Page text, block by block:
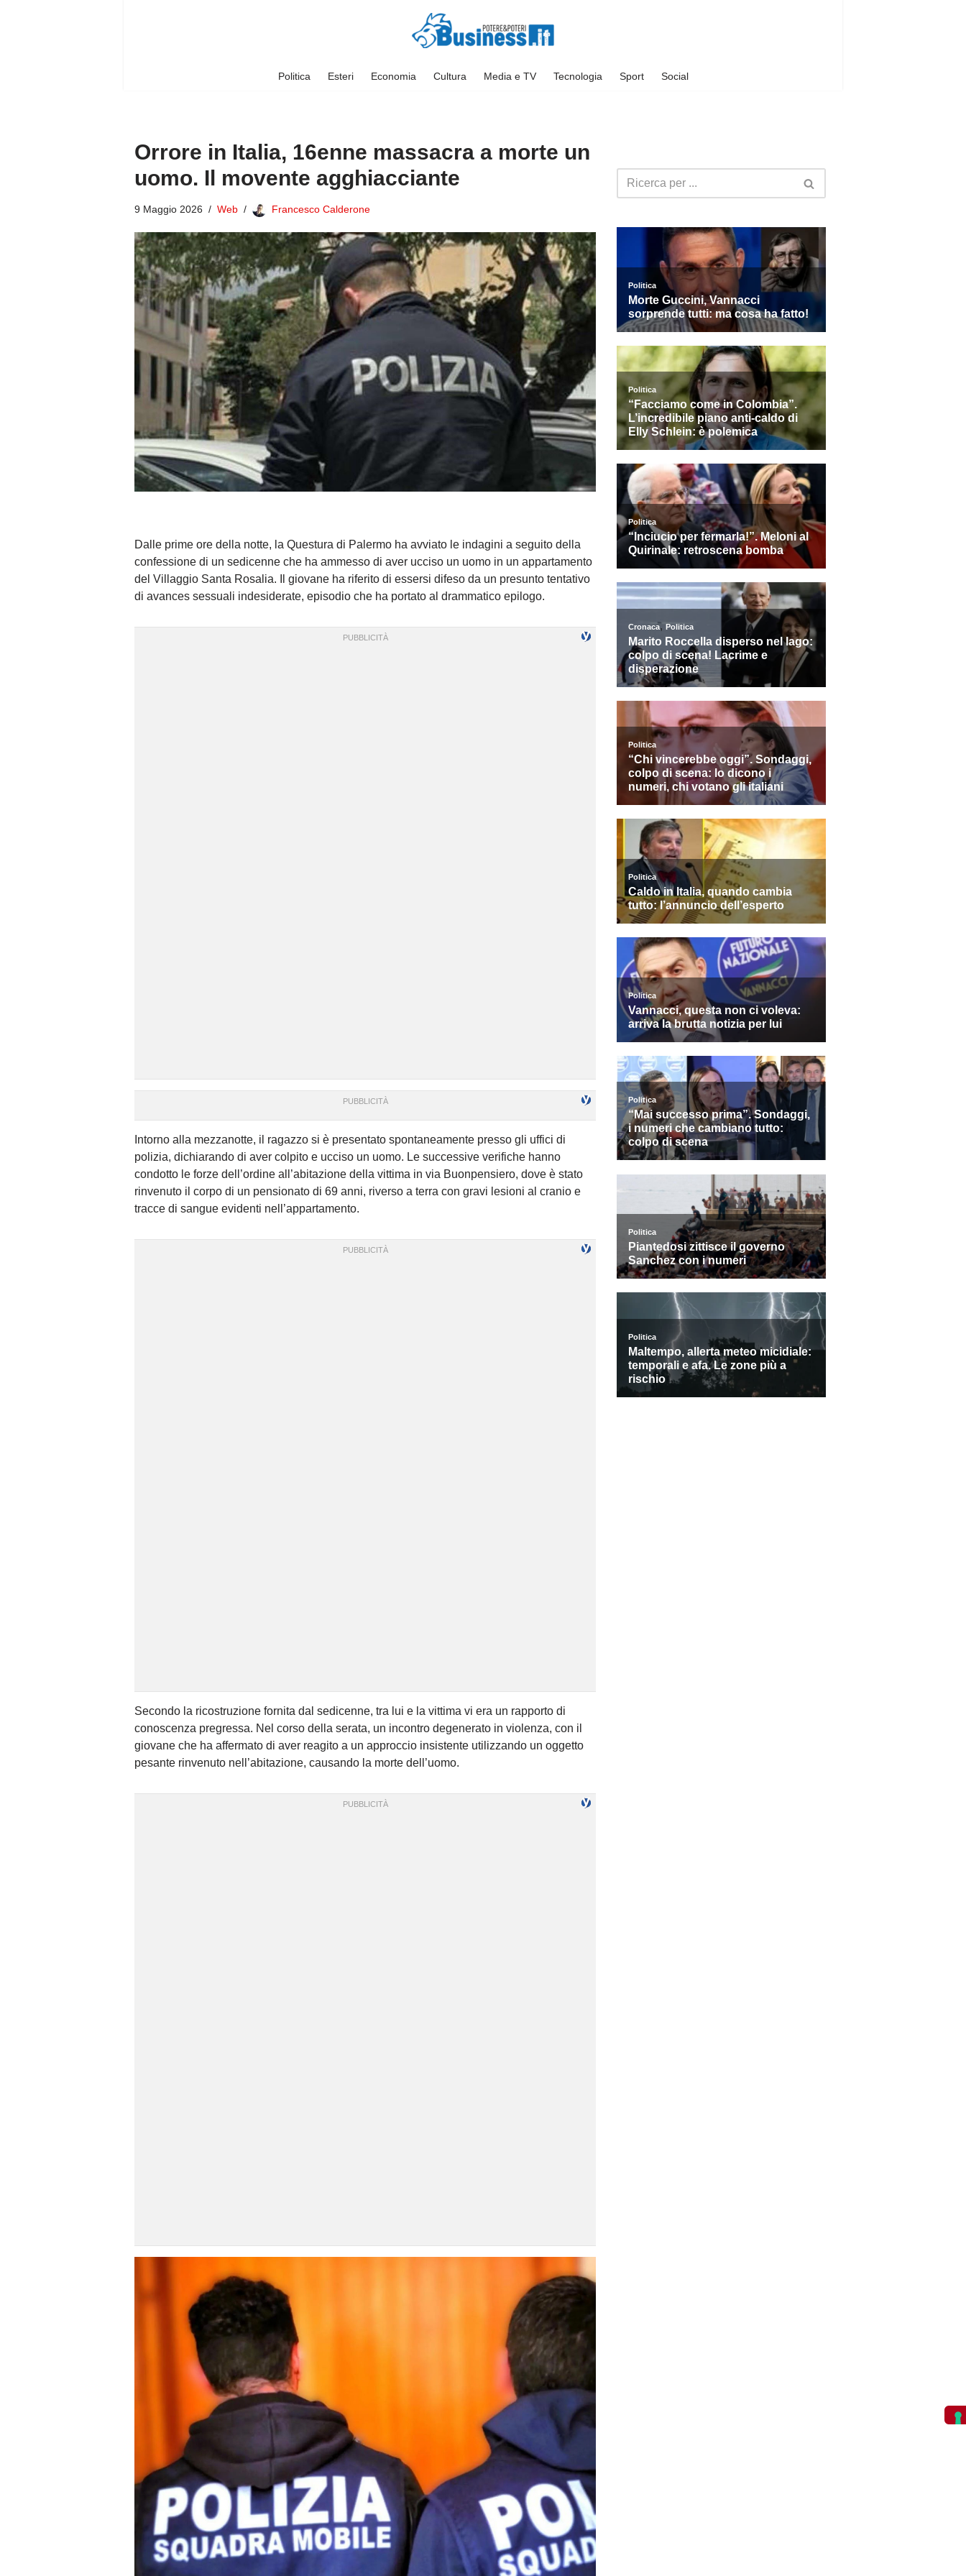
Politica Esteri Economia Cultura Media e TV Tecnologia Sport Social
Orrore in Italia, 16enne massacra a morte un
uomo. Il movente agghiacciante
9 Maggio 2026 Web Francesco Calderone
Dalle prime ore della notte, la Questura di Palermo ha avviato le indagini a seguito della
confessione di un sedicenne che ha ammesso di aver ucciso un uomo in un appartamento
del Villaggio Santa Rosalia. Il giovane ha riferito di essersi difeso da un presunto tentativo
di avances sessuali indesiderate, episodio che ha portato al drammatico epilogo.
Intorno alla mezzanotte, il ragazzo si è presentato spontaneamente presso gli uffici di
polizia, dichiarando di aver colpito e ucciso un uomo. Le successive verifiche hanno
condotto le forze dell’ordine all’abitazione della vittima in via Buonpensiero, dove è stato
rinvenuto il corpo di un pensionato di 69 anni, riverso a terra con gravi lesioni al cranio e
tracce di sangue evidenti nell’appartamento.
Secondo la ricostruzione fornita dal sedicenne, tra lui e la vittima vi era un rapporto di
conoscenza pregressa. Nel corso della serata, un incontro degenerato in violenza, con il
giovane che ha affermato di aver reagito a un approccio insistente utilizzando un oggetto
pesante rinvenuto nell’abitazione, causando la morte dell’uomo.